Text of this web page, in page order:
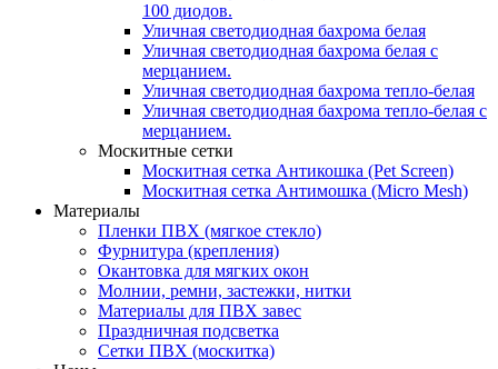
100 диодов.
Уличная светодиодная бахрома белая
Уличная светодиодная бахрома белая с
мерцанием.
Уличная светодиодная бахрома тепло-белая
Уличная светодиодная бахрома тепло-белая с
мерцанием.
Москитные сетки
Москитная сетка Антикошка (Pet Screen)
Москитная сетка Антимошка (Micro Mesh)
Материалы
Пленки ПВХ (мягкое стекло)
Фурнитура (крепления)
Окантовка для мягких окон
Молнии, ремни, застежки, нитки
Материалы для ПВХ завес
Праздничная подсветка
Сетки ПВХ (москитка)